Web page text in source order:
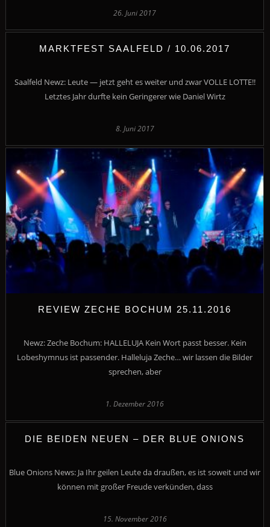
26. Juni 2017
MARKTFEST SAALFELD / 10.06.2017
Saalfeld Newz: Leute — jetzt geht es weiter und zwar VOLLE LOTTE!!
Letztes Jahr durfte kein Geringerer wie Daniel Wirtz
8. Juni 2017
REVIEW ZECHE BOCHUM 25.11.2016
Newz: Zeche Bochum: HALLELUJA Kein Wort passt besser. Kein
Lobeshymnus ist passender. Halleluja Zeche… wir lassen die Bilder
sprechen, aber
1. Dezember 2016
DIE BEIDEN NEUEN – DER BLUE ONIONS
Blue Onions News: Ja Ihr geilen Leute da draußen, es ist soweit und wir
können mit großer Freude verkünden, dass
15. November 2016